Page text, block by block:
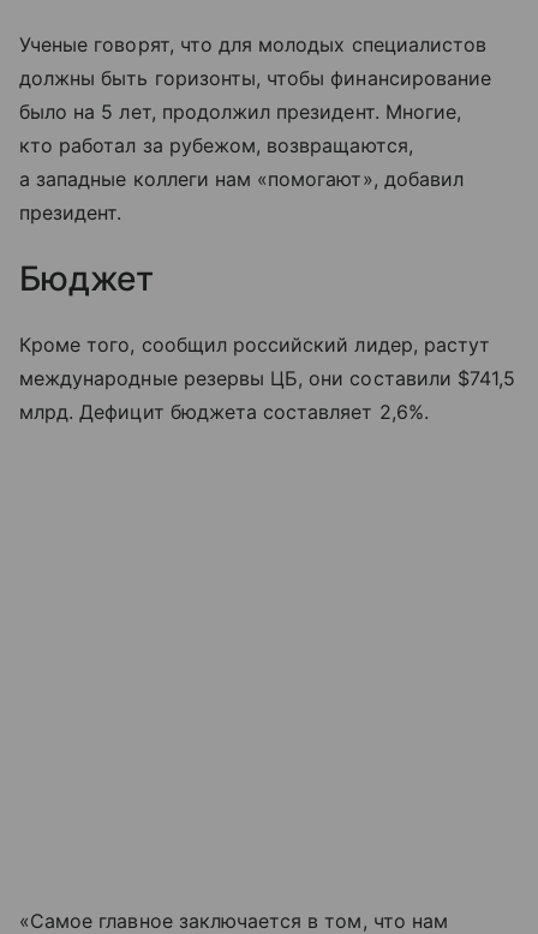
Ученые говорят, что для молодых специалистов
должны быть горизонты, чтобы финансирование
было на 5 лет, продолжил президент. Многие,
кто работал за рубежом, возвращаются,
а западные коллеги нам «помогают», добавил
президент.
Бюджет
Кроме того, сообщил российский лидер, растут
международные резервы ЦБ, они составили $741,5
млрд. Дефицит бюджета составляет 2,6%.
«Самое главное заключается в том, что нам